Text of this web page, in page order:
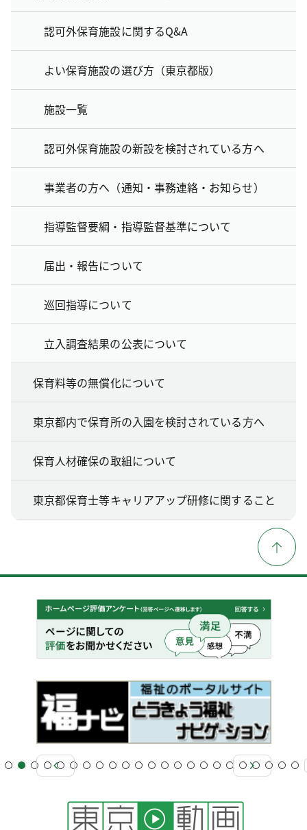
認可外保育施設に関するQ&A
よい保育施設の選び方（東京都版）
施設一覧
認可外保育施設の新設を検討されている方へ
事業者の方へ（通知・事務連絡・お知らせ）
指導監督要綱・指導監督基準について
届出・報告について
巡回指導について
立入調査結果の公表について
保育料等の無償化について
東京都内で保育所の入園を検討されている方へ
保育人材確保の取組について
東京都保育士等キャリアアップ研修に関すること